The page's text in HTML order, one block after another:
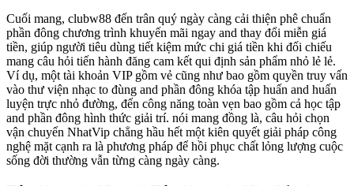
Cuối mang, clubw88 đến trân quý ngày càng cải thiện phê chuẩn
phần đông chương trình khuyến mãi ngay and thay đổi miễn giá
tiền, giúp người tiêu dùng tiết kiệm mức chi giá tiền khi đối chiếu
mang câu hỏi tiến hành đăng cam kết qui định sản phẩm nhỏ lẻ lẻ.
Ví dụ, một tài khoản VIP gồm vẻ cũng như bao gồm quyền truy vấn
vào thư viện nhạc to đùng and phần đông khóa tập huấn and huấn
luyện trực nhỏ đường, đến công năng toàn vẹn bao gồm cả học tập
and phần đông hình thức giải trí. nói mang đồng là, câu hỏi chọn
vận chuyển NhatVip chẳng hầu hết một kiên quyết giải pháp công
nghệ mặt cạnh ra là phương pháp để hồi phục chất lỏng lượng cuộc
sống đời thường vẫn từng càng ngày càng.